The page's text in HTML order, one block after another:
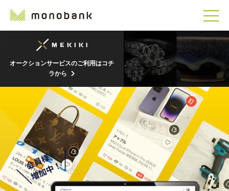
オークションサービスのご利用はコチ
ラから